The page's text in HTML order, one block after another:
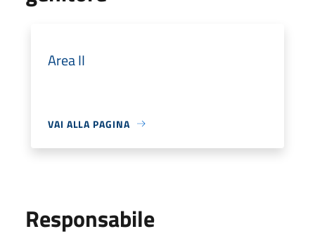
Area II
VAI ALLA PAGINA
Responsabile